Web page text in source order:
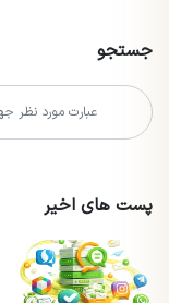
جستجو
پست های اخیر